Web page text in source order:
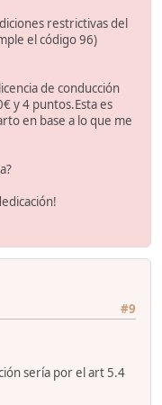
restrictivas del
el código 96)
de conducción
y 4 puntos.Esta es
en base a lo que me
#9
sería por el art 5.4